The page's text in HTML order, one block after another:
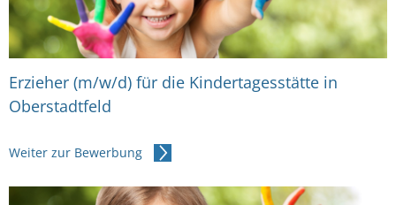
Rentenberatung
Schiedsperson
Projekte
Regionale Zusammenarbeit
Resiliente Dörfer
Seniorenbeauftragte
VereinsKompass VG Daun
Erzieher (m/w/d) für die Kindertagesstätte in
Oberstadtfeld
Weiter zur Bewerbung